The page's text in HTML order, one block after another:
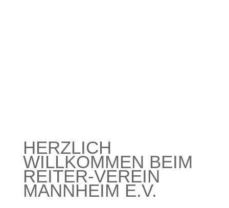
HERZLICH
WILLKOMMEN BEIM
REITER-VEREIN
MANNHEIM E.V.